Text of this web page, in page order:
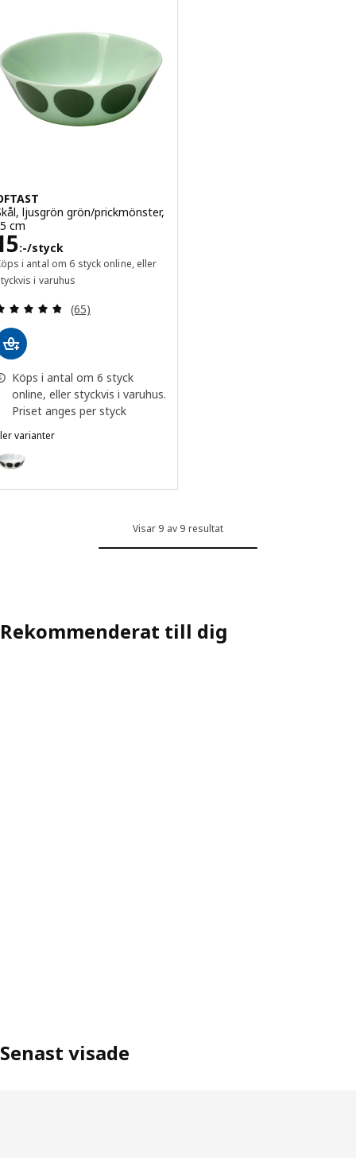
ljusgrön grön/prickmönster,
cm
:-/styck
15:-/styck
i antal om 6 styck online, eller
i varuhus
Recensera: 4.8 utav 5 stjärnor. Totalt antal
(65)
Köps i antal om 6 styck
online, eller styckvis i varuhus.
Priset anges per styck
varianter
OFTAST, Skål, vit svart/prickmönster, 15 cm
Visar 9 av 9 resultat
Rekommenderat till dig
Senast visade